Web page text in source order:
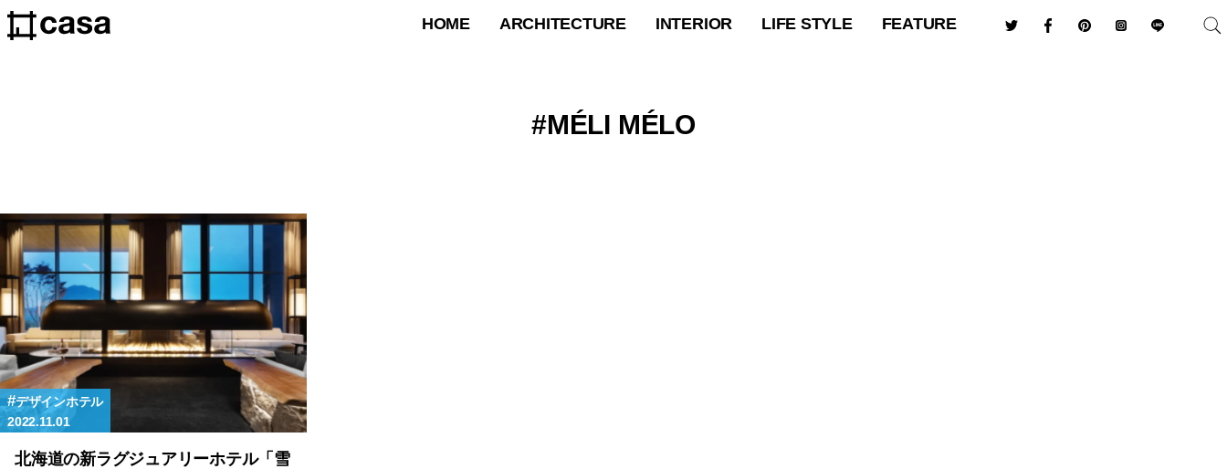
HOME ARCHITECTURE INTERIOR LIFE STYLE FEATURE
MÉLI MÉLO
デザインホテル
2022.11.01
北海道の新ラグジュアリーホテル「雪